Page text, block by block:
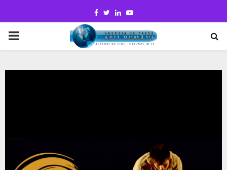
Facebook
TwitterLinkedinYoutube
PRIMARY